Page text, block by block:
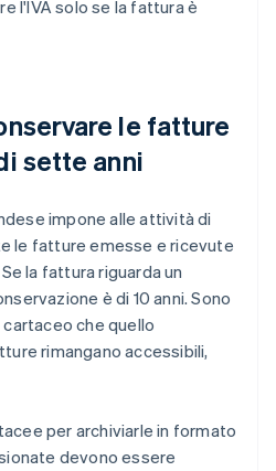
l'IVA solo se la fattura è
le fatture
sette anni
impone alle attività di
le fatture emesse e ricevute
Se la fattura riguarda un
è di 10 anni. Sono
che quello
rimangano accessibili,
per archiviarle in formato
devono essere